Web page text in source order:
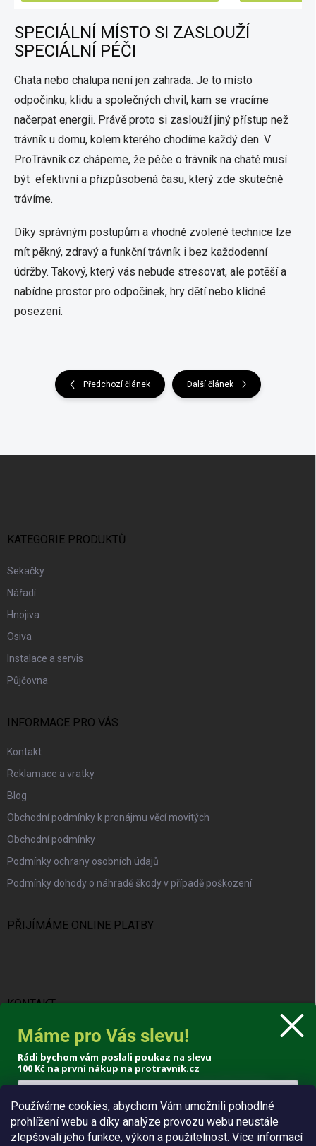
Používáme cookies, abychom Vám umožnili pohodlné
prohlížení webu a díky analýze provozu webu neustále
zlepšovali jeho funkce, výkon a použitelnost. Více informací
SPECIÁLNÍ MÍSTO SI ZASLOUŽÍ
SPECIÁLNÍ PÉČI
Chata nebo chalupa není jen zahrada. Je to místo
odpočinku, klidu a společných chvil, kam se vracíme
načerpat energii. Právě proto si zaslouží jiný přístup než
trávník u domu, kolem kterého chodíme každý den. V
ProTrávník.cz chápeme, že péče o trávník na chatě musí
být efektivní a přizpůsobená času, který zde skutečně
trávíme.
Díky správným postupům a vhodně zvolené technice lze
mít pěkný, zdravý a funkční trávník i bez každodenní
údržby. Takový, který vás nebude stresovat, ale potěší a
nabídne prostor pro odpočinek, hry dětí nebo klidné
posezení.
Předchozí článek Další článek
KATEGORIE PRODUKTŮ
Sekačky
Nářadí
Hnojiva
Osiva
Instalace a servis
Půjčovna
INFORMACE PRO VÁS
Kontakt
Reklamace a vratky
Blog
Obchodní podmínky k pronájmu věcí movitých
Obchodní podmínky
Podmínky ochrany osobních údajů
Podmínky dohody o náhradě škody v případě poškození
PŘIJÍMÁME ONLINE PLATBY
KONTAKT
info@protravnik.cz
+420 724 308 341
Máme pro Vás slevu!
Rádi bychom vám poslali poukaz na slevu
100 Kč na první nákup na protravnik.cz
Poslat voucher